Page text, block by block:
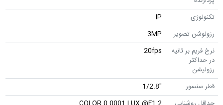
تصویر
3MP
بر ثانیه
20fps
"1/2.8